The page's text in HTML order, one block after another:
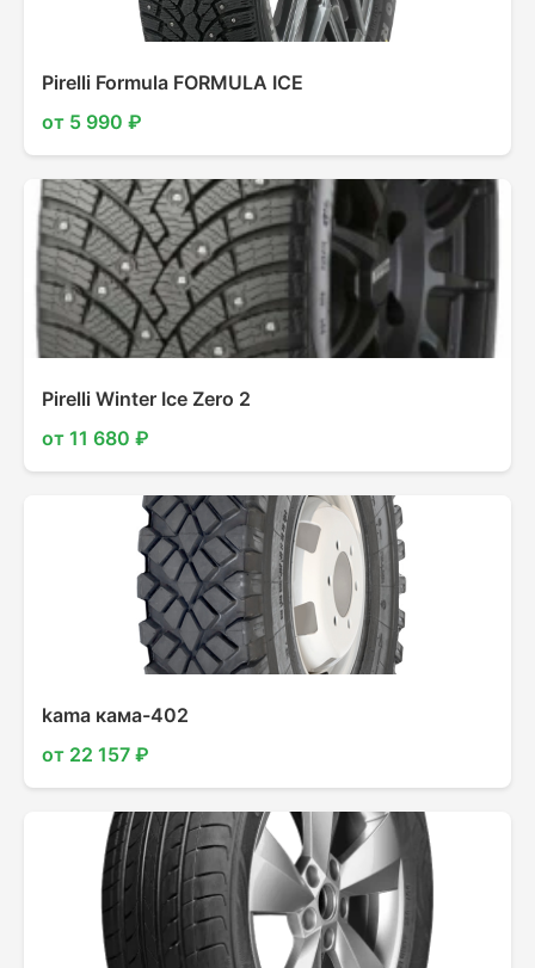
Pirelli Formula FORMULA ICE
от 5 990 ₽
Pirelli Winter Ice Zero 2
от 11 680 ₽
kama кама-402
от 22 157 ₽